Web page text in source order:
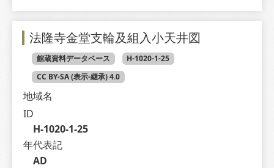
法隆寺金堂支輪及組入小天井図
館蔵資料データベース
H-1020-1-25
CC BY-SA (表示-継承) 4.0
地域名
ID
H-1020-1-25
年代表記
AD